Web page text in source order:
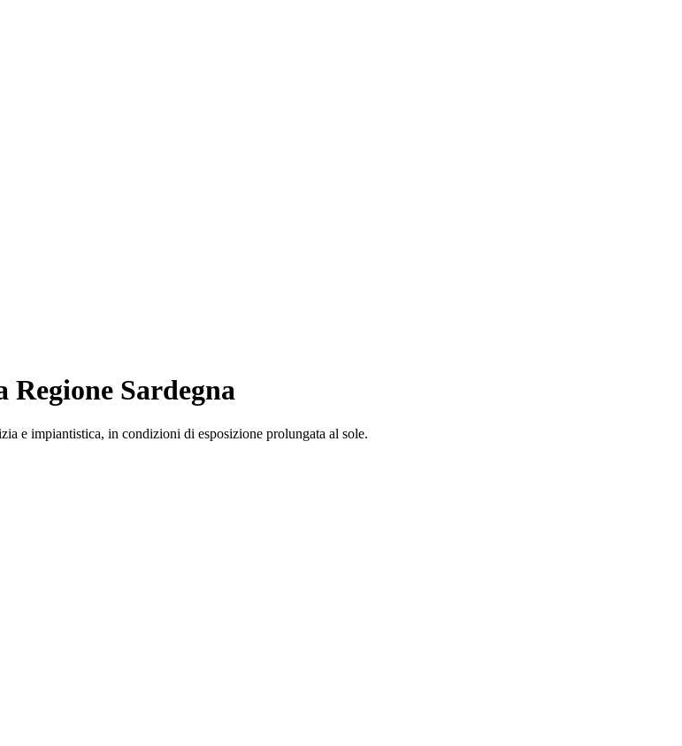
Regione Sardegna
e impiantistica, in condizioni di esposizione prolungata al sole.